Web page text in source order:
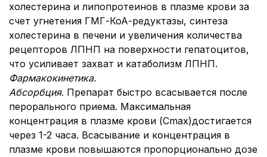
холестерина и липопротеинов в плазме крови за
счет угнетения ГМГ-КоА-редуктазы, синтеза
холестерина в печени и увеличения количества
рецепторов ЛПНП на поверхности гепатоцитов,
что усиливает захват и катаболизм ЛПНП.
Фармакокинетика.
Абсорбция. Препарат быстро всасывается после
перорального приема. Максимальная
концентрация в плазме крови (Cmax)достигается
через 1-2 часа. Всасывание и концентрация в
плазме крови повышаются пропорционально дозе